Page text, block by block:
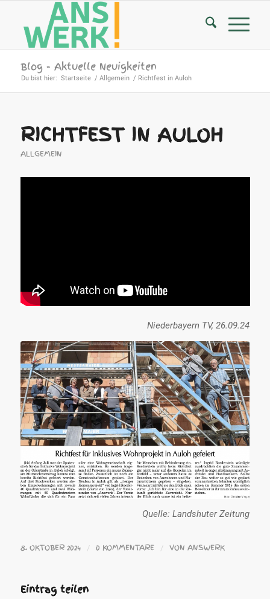
Blog - Aktuelle Neuigkeiten
Du bist hier: Startseite / Allgemein / Richtfest in Auloh
RICHTFEST IN AULOH
ALLGEMEIN
Niederbayern TV, 26.09.24
Quelle: Landshuter Zeitung
8. OKTOBER 2024 / 0 KOMMENTARE / VON ANSWERK
Eintrag teilen